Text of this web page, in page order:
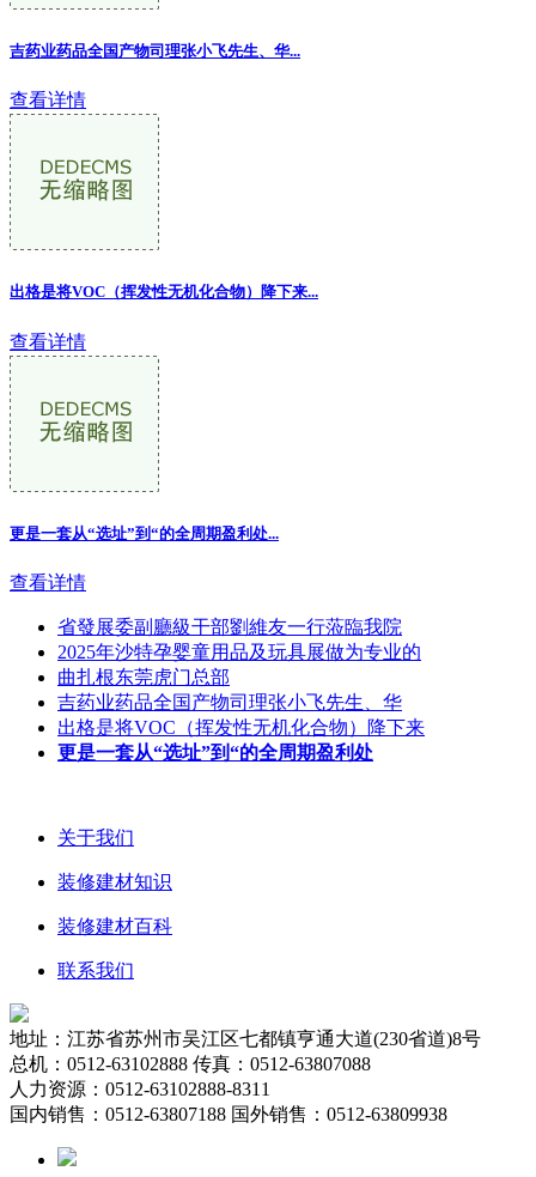
吉药业药品全国产物司理张小飞先生、华...
查看详情
出格是将VOC（挥发性无机化合物）降下来...
查看详情
更是一套从“选址”到“的全周期盈利处...
查看详情
省發展委副廳級干部劉維友一行蒞臨我院
2025年沙特孕婴童用品及玩具展做为专业的
曲扎根东莞虎门总部
吉药业药品全国产物司理张小飞先生、华
出格是将VOC（挥发性无机化合物）降下来
更是一套从“选址”到“的全周期盈利处
关于我们
装修建材知识
装修建材百科
联系我们
地址：江苏省苏州市吴江区七都镇亨通大道(230省道)8号
总机：0512-63102888 传真：0512-63807088
人力资源：0512-63102888-8311
国内销售：0512-63807188 国外销售：0512-63809938